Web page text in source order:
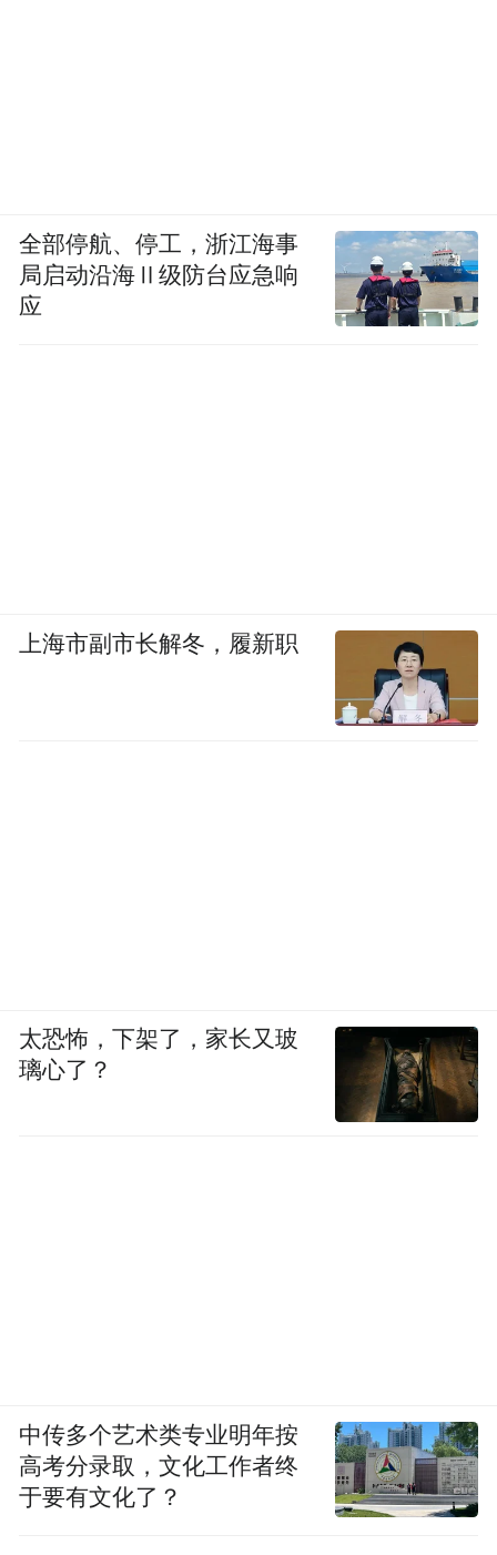
全部停航、停工，浙江海事
局启动沿海Ⅱ级防台应急响
应
上海市副市长解冬，履新职
太恐怖，下架了，家长又玻
璃心了？
中传多个艺术类专业明年按
高考分录取，文化工作者终
于要有文化了？